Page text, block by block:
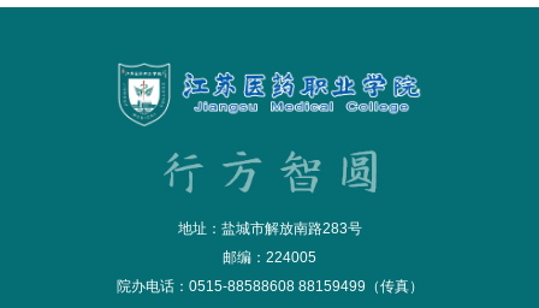
地址：盐城市解放南路283号
邮编：224005
院办电话：0515-88588608 88159499（传真）